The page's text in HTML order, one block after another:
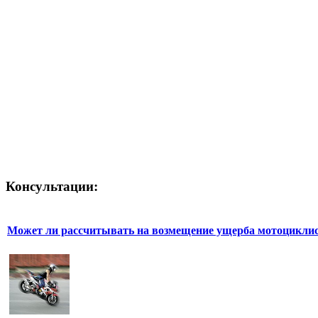
Консультации:
Может ли рассчитывать на возмещение ущерба